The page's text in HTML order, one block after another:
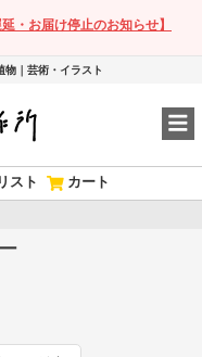
・お届け停止のお知らせ】
｜芸術・イラスト
スト カート